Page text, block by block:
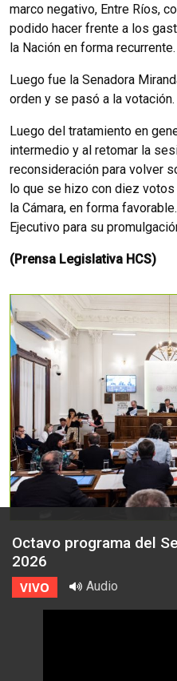
marco negativo, Entre Ríos,
podido hacer frente a los
la Nación en forma recurrente.
Luego fue la Senadora
orden y se pasó a la votación.
Luego del tratamiento en
intermedio y al retomar la
reconsideración para volver
lo que se hizo con diez
la Cámara, en forma
Ejecutivo para su
(Prensa Legislativa HCS)
Octavo programa del
2026
VIVO Audio